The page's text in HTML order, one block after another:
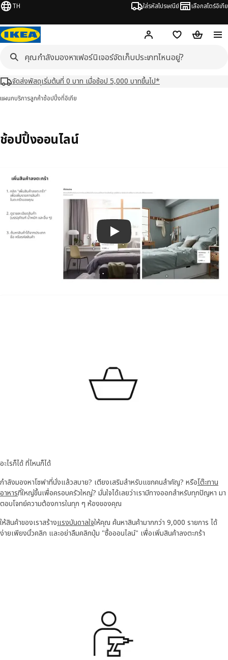
TH ใส่รหัสไปรษณีย์ เลือกสโตร์อิเกีย
Hej! เข้าสู่ระบบ หรือ ลงทะเ
ช้อปปิ้งลิสต์ตะกร้าสินค้
จัดส่งพัสดุเริ่มต้นที่ 0 บาท เมื่อช้อป 5,000 บาทขึ้นไป*
แผนกบริการลูกค้าช้อปปิ้งที่อิเกีย
ช้อปปิ้งออนไลน์
เล่นวิดีโอ
อะไรก็ได้ ที่ไหนก็ได้
กำลังมองหาโซฟาที่นั่งแล้วสบาย? เตียงเสริมสำหรับแขกคนสำคัญ? หรือโต๊ะทาน
อาหารที่ใหญ่ขึ้นเพื่อครอบครัวใหญ่? มั่นใจได้เลยว่าเรามีทางออกสำหรับทุกปัญหา มา
ตอบโจทย์ความต้องการในทุก ๆ ห้องของคุณ
ให้สินค้าของเราสร้างแรงบันดาลใจให้คุณ ค้นหาสินค้ามากกว่า 9,000 รายการ ได้
ง่ายเพียงนิ้วคลิก และอย่าลืมคลิกปุ่ม "ซื้อออนไลน์" เพื่อเพิ่มสินค้าลงตะกร้า